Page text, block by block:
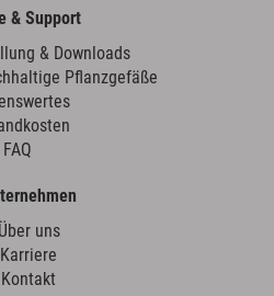
& Support
& Downloads
Pflanzgefäße
FAQ
Über uns
Karriere
Kontakt